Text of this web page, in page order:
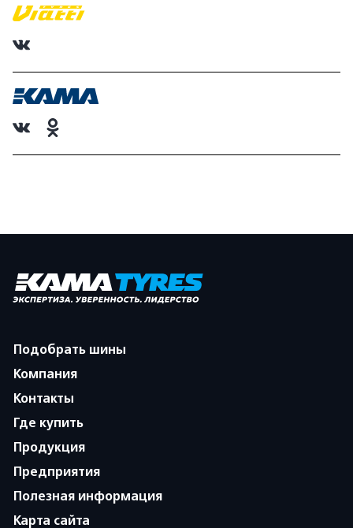
Подобрать шины
Компания
Контакты
Где купить
Продукция
Предприятия
Полезная информация
Карта сайта